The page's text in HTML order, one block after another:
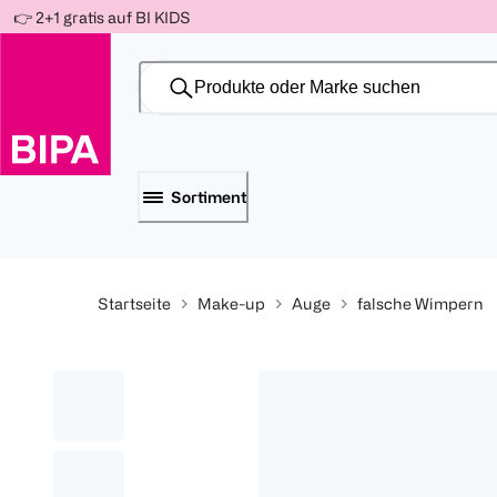
-10%
Für
150 Ös
-15%
Für
300 Ös
-20%
Für
500 Ös
Weiter
zum
👉 2+1 gratis auf BI KIDS
Sortiment
Startseite Make-up Auge falsche Wimpern